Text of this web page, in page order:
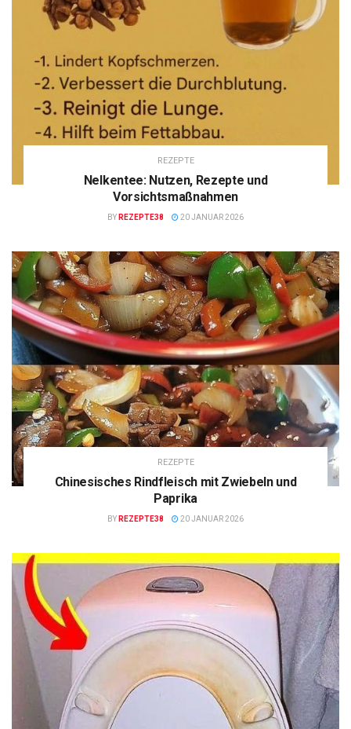
REZEPTE
Nelkentee: Nutzen, Rezepte und
Vorsichtsmaßnahmen
BY REZEPTE38 20 JANUAR 2026
REZEPTE
Chinesisches Rindfleisch mit Zwiebeln und
Paprika
BY REZEPTE38 20 JANUAR 2026